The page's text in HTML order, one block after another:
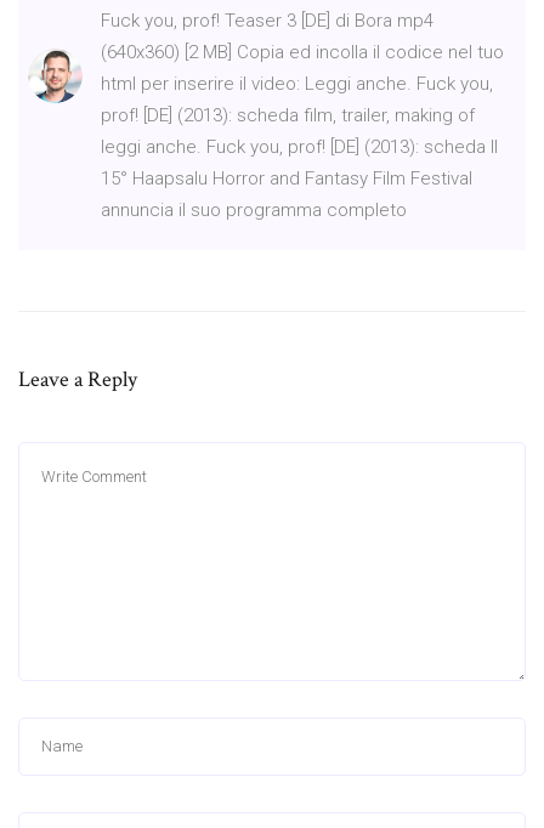
Fuck you, prof! Teaser 3 [DE] di Bora mp4
(640x360) [2 MB] Copia ed incolla il codice nel tuo
html per inserire il video: Leggi anche. Fuck you,
prof! [DE] (2013): scheda film, trailer, making of
leggi anche. Fuck you, prof! [DE] (2013): scheda Il
15° Haapsalu Horror and Fantasy Film Festival
annuncia il suo programma completo
Leave a Reply